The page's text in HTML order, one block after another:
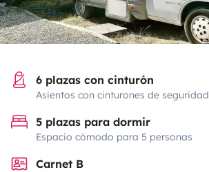
6 plazas con cinturón
Asientos con cinturones de seguridad
5 plazas para dormir
Espacio cómodo para 5 personas
Carnet B